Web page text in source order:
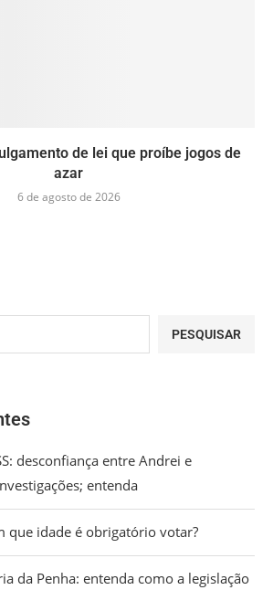
de lei que proíbe jogos de
azar
6 de agosto de 2026
PESQUISAR
desconfiança entre Andrei e
entenda
que idade é obrigatório votar?
da Penha: entenda como a legislação